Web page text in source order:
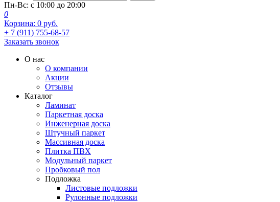
Пн-Вс: с 10:00 до 20:00
0
Корзина: 0 руб.
+ 7 (911) 755-68-57
Заказать звонок
О нас
О компании
Акции
Отзывы
Каталог
Ламинат
Паркетная доска
Инженерная доска
Штучный паркет
Массивная доска
Плитка ПВХ
Модульный паркет
Пробковый пол
Подложка
Листовые подложки
Рулонные подложки